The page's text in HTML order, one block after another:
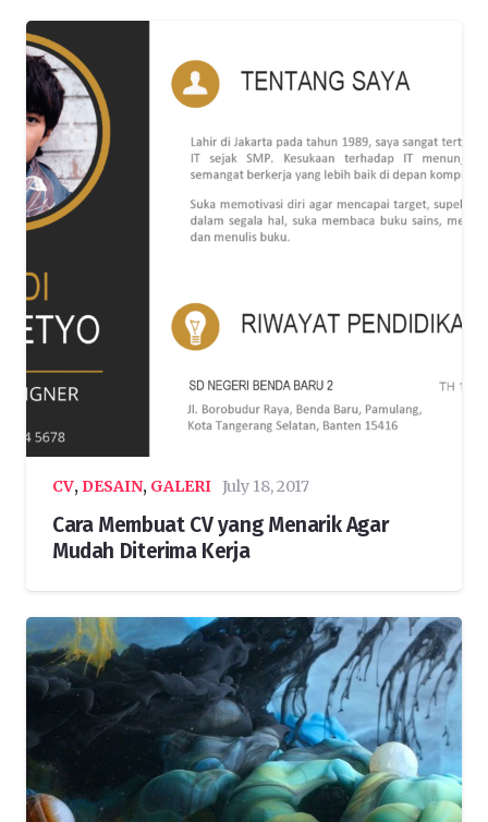
CV, DESAIN, GALERI July 18, 2017
Cara Membuat CV yang Menarik Agar
Mudah Diterima Kerja